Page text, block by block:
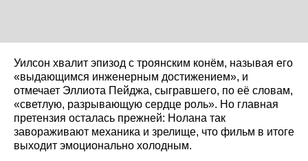
Уилсон хвалит эпизод с троянским конём, называя его
«выдающимся инженерным достижением», и
отмечает Эллиота Пейджа, сыгравшего, по её словам,
«светлую, разрывающую сердце роль». Но главная
претензия осталась прежней: Нолана так
завораживают механика и зрелище, что фильм в итоге
выходит эмоционально холодным.